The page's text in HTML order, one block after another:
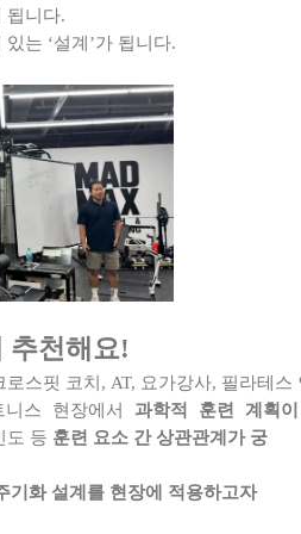
됩니다.
는 ‘설계’가 됩니다.
추천해요!
로스핏 코치, AT, 요가강사, 필라테스
스 현장에서 과학적 훈련 계획
도 등 훈련 요소 간 상관관계가 궁
기화 설계를 현장에 적용하고자